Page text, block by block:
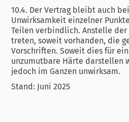
10.4. Der Vertrag bleibt auch
Unwirksamkeit einzelner
Teilen verbindlich. Anstelle der
treten, soweit vorhanden, die
Vorschriften. Soweit dies für
unzumutbare Härte darstellen
jedoch im Ganzen unwirksam.
Stand: Juni 2025